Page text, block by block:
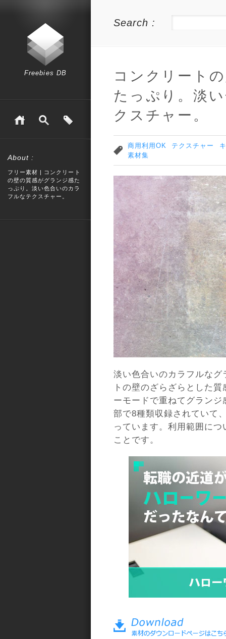
Freebies DB
About :
フリー素材 | コンクリート
の壁の質感がグランジ感た
っぷり。淡い色合いのカラ
フルなテクスチャー。
Search :
コンクリート
たっぷり。淡
クスチャー。
商用利用OK テクスチャー
素材集
淡い色合いのカラフルな
トの壁のざらざらとした
ーモードで重ねてグラン
部で8種類収録されていて
っています。利用範囲に
ことです。